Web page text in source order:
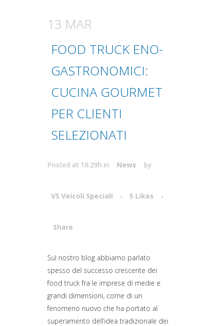
13 MAR
FOOD TRUCK ENO-
GASTRONOMICI:
CUCINA GOURMET
PER CLIENTI
SELEZIONATI
Posted at 16:29h in News by
VS Veicoli Speciali 5 Likes
Share
Attiva comando
Sul nostro blog abbiamo parlato
spesso del successo crescente dei
food truck fra le imprese di medie e
grandi dimensioni, come di un
fenomeno nuovo che ha portato al
superamento dell’idea tradizionale dei